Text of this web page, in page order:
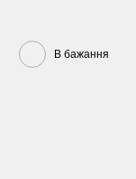
В бажання